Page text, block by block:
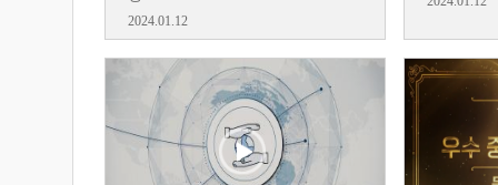
2024.01.12